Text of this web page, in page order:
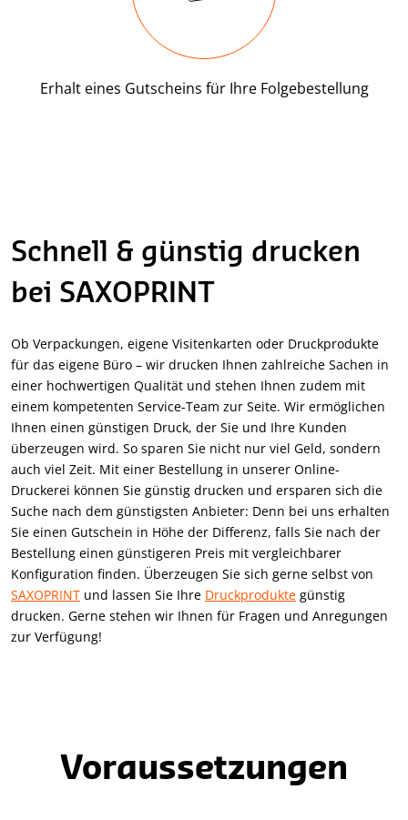
Erhalt eines Gutscheins für Ihre Folgebestellung
Schnell & günstig drucken
bei SAXOPRINT
Ob Verpackungen, eigene Visitenkarten oder Druckprodukte
für das eigene Büro – wir drucken Ihnen zahlreiche Sachen in
einer hochwertigen Qualität und stehen Ihnen zudem mit
einem kompetenten Service-Team zur Seite. Wir ermöglichen
Ihnen einen günstigen Druck, der Sie und Ihre Kunden
überzeugen wird. So sparen Sie nicht nur viel Geld, sondern
auch viel Zeit. Mit einer Bestellung in unserer Online-
Druckerei können Sie günstig drucken und ersparen sich die
Suche nach dem günstigsten Anbieter: Denn bei uns erhalten
Sie einen Gutschein in Höhe der Differenz, falls Sie nach der
Bestellung einen günstigeren Preis mit vergleichbarer
Konfiguration finden. Überzeugen Sie sich gerne selbst von
SAXOPRINT und lassen Sie Ihre Druckprodukte günstig
drucken. Gerne stehen wir Ihnen für Fragen und Anregungen
zur Verfügung!
Voraussetzungen